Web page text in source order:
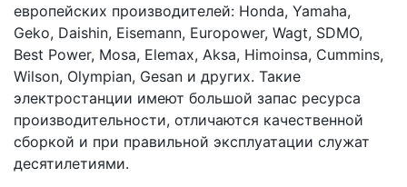
европейских производителей: Honda, Yamaha,
Geko, Daishin, Eisemann, Europower, Wagt, SDMO,
Best Power, Mosa, Elemax, Aksa, Himoinsa, Cummins,
Wilson, Olympian, Gesan и других. Такие
электростанции имеют большой запас ресурса
производительности, отличаются качественной
сборкой и при правильной эксплуатации служат
десятилетиями.